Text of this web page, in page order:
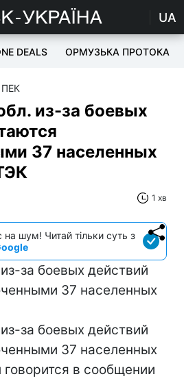
UA
DEALS ОРМУЗЬКА ПРОТОКА
ПЕК
из-за боевых
37 населенных
1 хв
на шум! Читай тільки суть з
за боевых действий
37 населенных
за боевых действий
37 населенных
говорится в сообщении